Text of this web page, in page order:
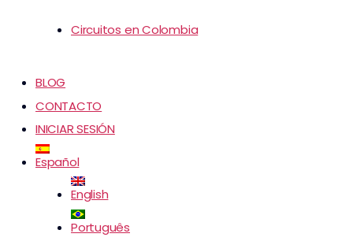
Circuitos en Colombia
BLOG
CONTACTO
INICIAR SESIÓN
Español
English
Português